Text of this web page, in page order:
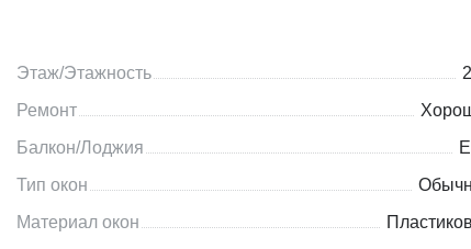
Этаж/Этажность
Ремонт
Балкон/Лоджия
Тип окон
Материал окон